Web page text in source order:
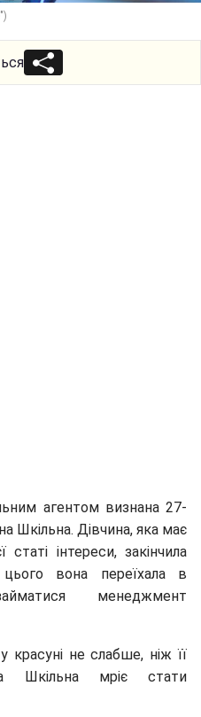
агентом визнана 27-
Шкільна. Дівчина, яка має
інтереси, закінчила
вона переїхала в
менеджмент
красуні не слабше, ніж її
Шкільна мріє стати